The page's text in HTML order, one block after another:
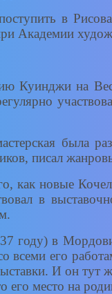
в
Академии
на
была
писал
новые
в
в
его
И он тут
место на